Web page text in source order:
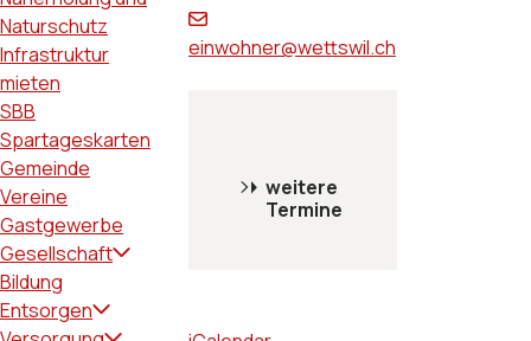
Naturschutz
Infrastruktur
mieten
SBB
Spartageskarten
Gemeinde
Vereine
Gastgewerbe
Gesellschaft
Bildung
Entsorgen
einwohner@wettswil.ch
weitere
Termine